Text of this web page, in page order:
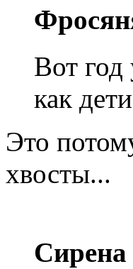
Вот год
как
Это
хвосты...